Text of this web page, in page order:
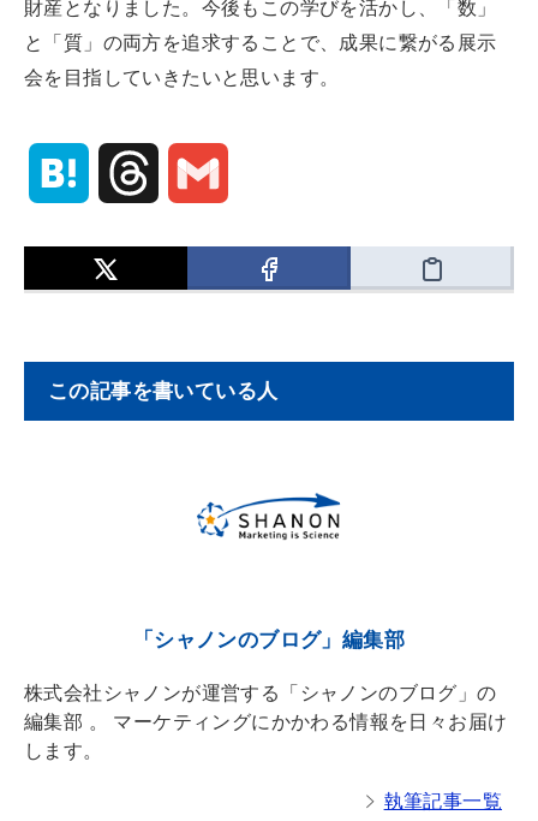
財産となりました。今後もこの学びを活かし、「数」
と「質」の両方を追求することで、成果に繋がる展示
会を目指していきたいと思います。
t r a
この記事を書いている人
「シャノンのブログ」編集部
株式会社シャノンが運営する「シャノンのブログ」の
編集部 。 マーケティングにかかわる情報を日々お届け
します。
執筆記事一覧